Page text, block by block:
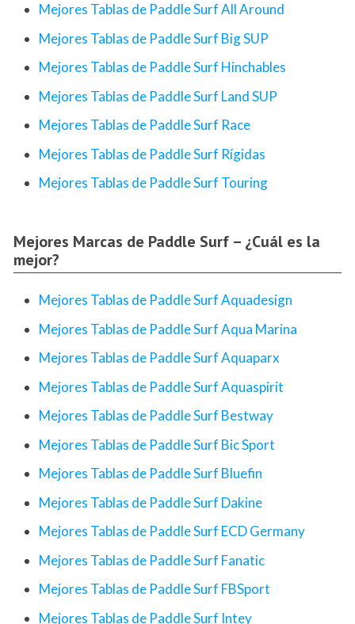
Mejores Tablas de Paddle Surf All Around
Mejores Tablas de Paddle Surf Big SUP
Mejores Tablas de Paddle Surf Hinchables
Mejores Tablas de Paddle Surf Land SUP
Mejores Tablas de Paddle Surf Race
Mejores Tablas de Paddle Surf Rígidas
Mejores Tablas de Paddle Surf Touring
Mejores Marcas de Paddle Surf – ¿Cuál es la
mejor?
Mejores Tablas de Paddle Surf Aquadesign
Mejores Tablas de Paddle Surf Aqua Marina
Mejores Tablas de Paddle Surf Aquaparx
Mejores Tablas de Paddle Surf Aquaspirit
Mejores Tablas de Paddle Surf Bestway
Mejores Tablas de Paddle Surf Bic Sport
Mejores Tablas de Paddle Surf Bluefin
Mejores Tablas de Paddle Surf Dakine
Mejores Tablas de Paddle Surf ECD Germany
Mejores Tablas de Paddle Surf Fanatic
Mejores Tablas de Paddle Surf FBSport
Mejores Tablas de Paddle Surf Intey